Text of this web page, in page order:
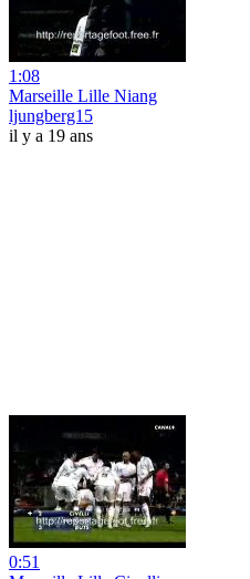
1:08
Marseille Lille Niang
ljungberg15
il y a 19 ans
0:51